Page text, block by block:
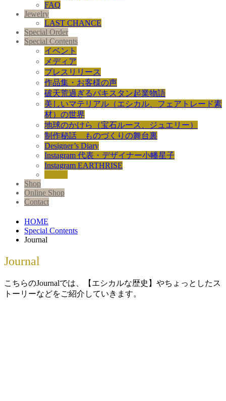
FAQ
Jewelry
LAST CHANCE
Special Order
Special Contents
イベント
メディア
プレスリリース
作品集・お客様の声
破天荒過ぎるパキスタン起業物語
美しいマテリアル（エシカル、フェアトレード素
材）の世界
地球のかけら（宝石ルース、ジュエリー）
制作秘話 ものづくりの舞台裏
Designer’s Diary
Instagram 代表・デザイナー小幡星子
Instagram EARTHRISE
Shop
Online Shop
Contact
HOME
Special Contents
Journal
Journal
こちらのJournalでは、【エシカルな歴史】やちょっとしたス
トーリーなどをご紹介していきます。